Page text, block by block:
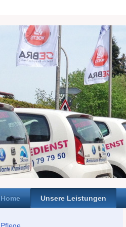
Home Unsere Leistungen